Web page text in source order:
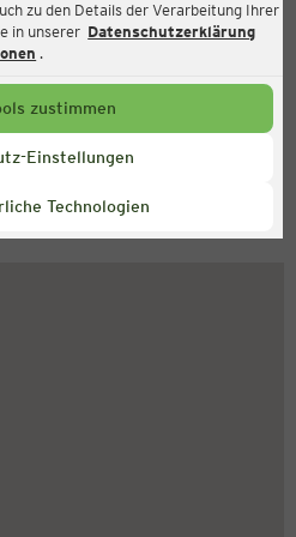
zu den Details der Verarbeitung Ihrer
in unserer Datenschutzerklärung
.
zustimmen
Einstellungen
Technologien